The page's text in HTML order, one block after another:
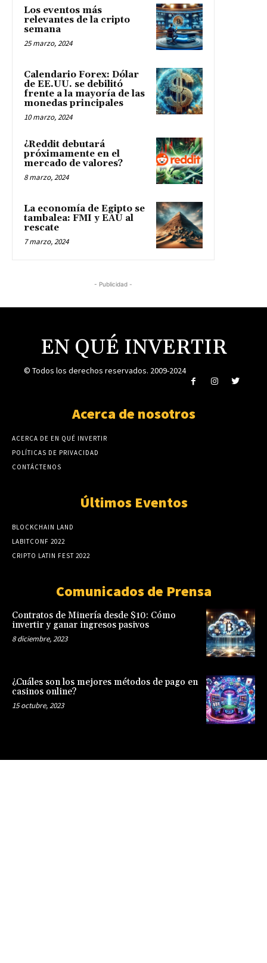
Los eventos más
relevantes de la cripto
semana
25 marzo, 2024
Calendario Forex: Dólar
de EE.UU. se debilitó
frente a la mayoría de las
monedas principales
10 marzo, 2024
¿Reddit debutará
próximamente en el
mercado de valores?
8 marzo, 2024
La economía de Egipto se
tambalea: FMI y EAU al
rescate
7 marzo, 2024
- Publicidad -
EN QUÉ INVERTIR
© Todos los derechos reservados. 2009-2024
Acerca de nosotros
ACERCA DE EN QUÉ INVERTIR
POLÍTICAS DE PRIVACIDAD
CONTÁCTENOS
Últimos Eventos
BLOCKCHAIN LAND
LABITCONF 2022
CRIPTO LATIN FEST 2022
Comunicados de Prensa
Contratos de Minería desde $10: Cómo
invertir y ganar ingresos pasivos
8 diciembre, 2023
¿Cuáles son los mejores métodos de pago en
casinos online?
15 octubre, 2023